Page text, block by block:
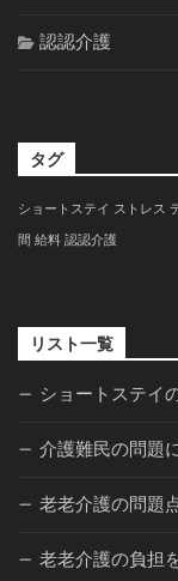
認認介護
タグ
ショートステイ ストレス
間 給料 認認介護
リスト一覧
ショートステイ
介護難民の問題
老老介護の問題
老老介護の負担